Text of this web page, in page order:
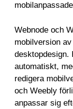
Webnode och
mobilversion
desktopdesign.
automatiskt,
redigera
och Weebly
anpassar sig